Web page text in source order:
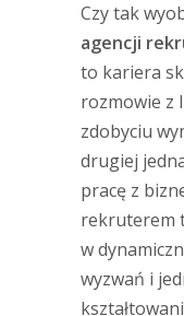
Czy tak
agencji
to kariera
rozmowie z
zdobyciu
drugiej
pracę z
rekruterem
w
wyzwań i